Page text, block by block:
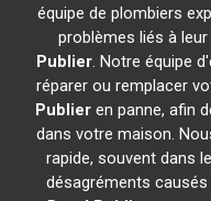
équipe de plombiers
problèmes liés à leur
Publier. Notre équipe
réparer ou remplacer
Publier en panne, afin
dans votre maison.
rapide, souvent dans
désagréments causés